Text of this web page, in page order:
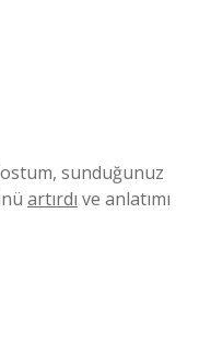
sunduğunuz
artırdı ve anlatımı